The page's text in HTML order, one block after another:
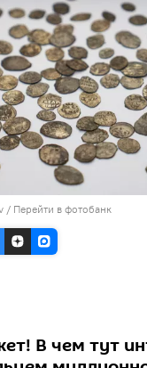
/ Перейти в фотобанк
В чем тут